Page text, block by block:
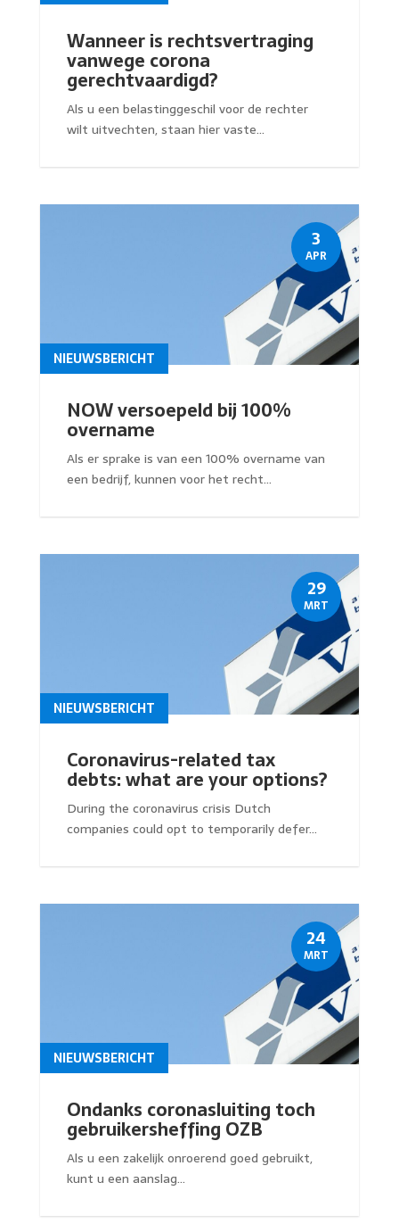
Wanneer is rechtsvertraging
vanwege corona
gerechtvaardigd?
Als u een belastinggeschil voor de rechter
wilt uitvechten, staan hier vaste...
NOW versoepeld bij 100%
overname
NIEUWSBERICHT
Als er sprake is van een 100% overname van
een bedrijf, kunnen voor het recht...
3
APR
Coronavirus-related tax
debts: what are your options?
NIEUWSBERICHT
During the coronavirus crisis Dutch
companies could opt to temporarily defer...
29
MRT
Ondanks coronasluiting toch
gebruikersheffing OZB
NIEUWSBERICHT
Als u een zakelijk onroerend goed gebruikt,
kunt u een aanslag...
24
MRT